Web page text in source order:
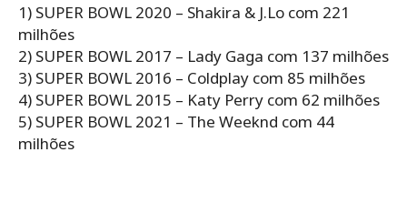
1) SUPER BOWL 2020 – Shakira & J.Lo com 221
milhões
2) SUPER BOWL 2017 – Lady Gaga com 137 milhões
3) SUPER BOWL 2016 – Coldplay com 85 milhões
4) SUPER BOWL 2015 – Katy Perry com 62 milhões
5) SUPER BOWL 2021 – The Weeknd com 44
milhões